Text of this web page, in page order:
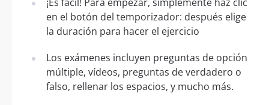
en el botón del temporizador: después elige
la duración para hacer el ejercicio
Los exámenes incluyen preguntas de opción
múltiple, vídeos, preguntas de verdadero o
falso, rellenar los espacios, y mucho más.